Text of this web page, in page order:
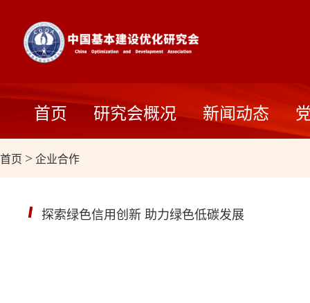
首页 研究会概况 新闻动态
首页 >企业合作
探索绿色信用创新 助力绿色低碳发展